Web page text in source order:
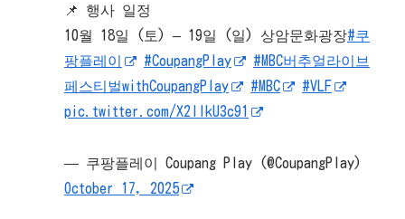
📌 행사 일정
10월 18일 (토) – 19일 (일) 상암문화광장#쿠
팡플레이
#CoupangPlay
#MBC버추얼라이브
페스티벌withCoupangPlay
#MBC
#VLF
pic.twitter.com/X2lIkU3c91
— 쿠팡플레이 Coupang Play (@CoupangPlay)
October 17, 2025